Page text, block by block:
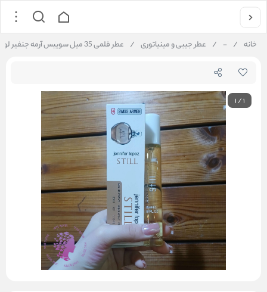
خانه /
-
/ عطر جیبی و مینیاتوری / عطر قلمی 35 میل سوییس آرمه جنفیر لوپز still jenifer lopez
1/1